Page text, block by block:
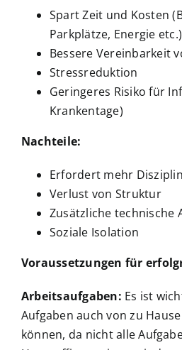
Spart Zeit und Kosten
Parkplätze, Energie etc.)
Bessere Vereinbarkeit
Stressreduktion
Geringeres Risiko für
Krankentage)
Nachteile:
Erfordert mehr Disziplin
Verlust von Struktur
Zusätzliche technische
Soziale Isolation
Voraussetzungen für
Arbeitsaufgaben: Es ist
Aufgaben auch von zu
können, da nicht alle